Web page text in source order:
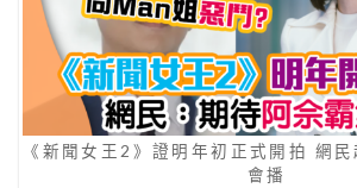
《新聞女王2》證明年初正式開拍 網
會播